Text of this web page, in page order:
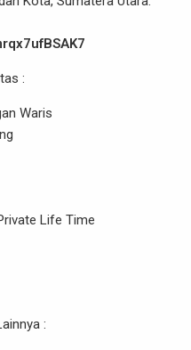
:
Waris
Life Time
: